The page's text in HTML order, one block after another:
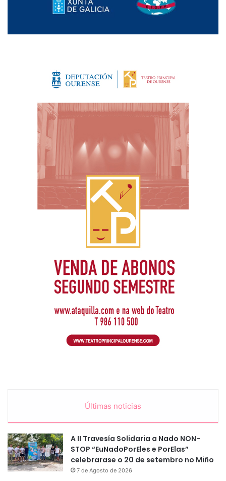
Últimas noticias
A II Travesía Solidaria a Nado NON-
STOP “EuNadoPorEles e PorElas”
celebrarase o 20 de setembro no Miño
7 de Agosto de 2026